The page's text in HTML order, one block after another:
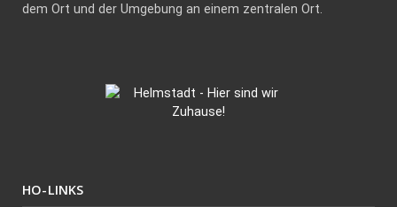
dem Ort und der Umgebung an einem zentralen Ort.
HO-LINKS